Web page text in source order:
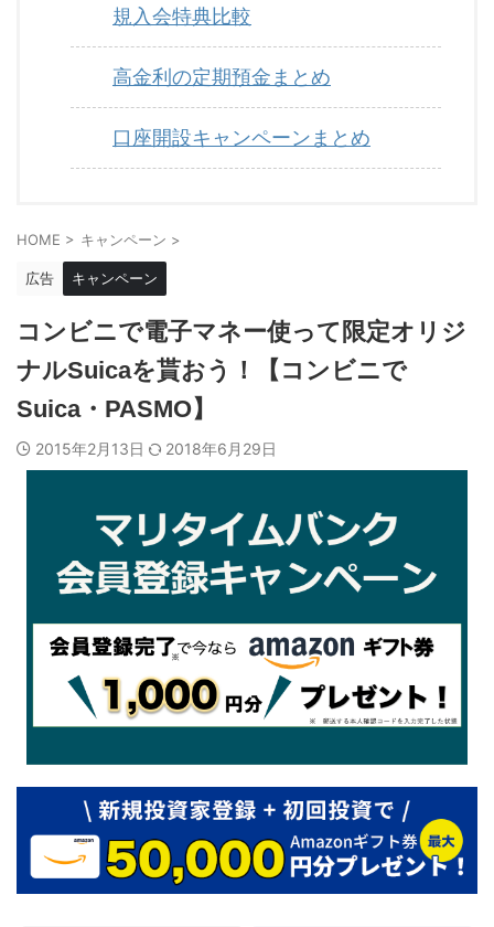
規入会特典比較
高金利の定期預金まとめ
口座開設キャンペーンまとめ
HOME > キャンペーン >
広告 キャンペーン
コンビニで電子マネー使って限定オリジ
ナルSuicaを貰おう！【コンビニで
Suica・PASMO】
2015年2月13日 2018年6月29日